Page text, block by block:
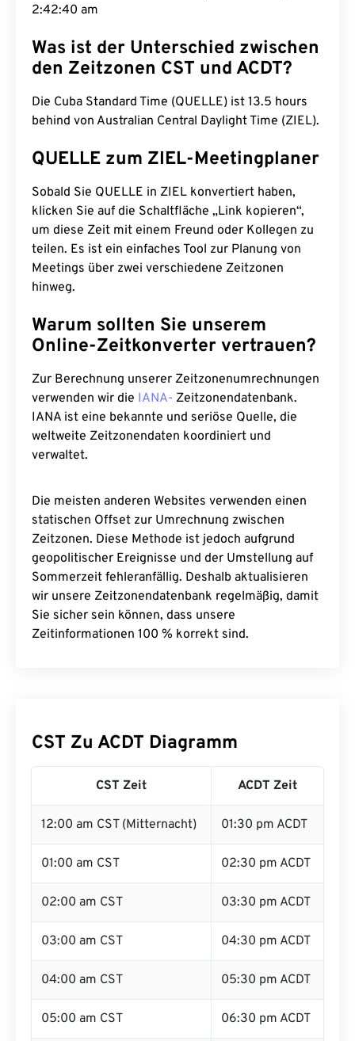
2:42:41 am
Was ist der Unterschied zwischen
den Zeitzonen CST und ACDT?
Die Cuba Standard Time (QUELLE) ist 13.5 hours
behind von Australian Central Daylight Time (ZIEL).
QUELLE zum ZIEL-Meetingplaner
Sobald Sie QUELLE in ZIEL konvertiert haben,
klicken Sie auf die Schaltfläche „Link kopieren“,
um diese Zeit mit einem Freund oder Kollegen zu
teilen. Es ist ein einfaches Tool zur Planung von
Meetings über zwei verschiedene Zeitzonen
hinweg.
Warum sollten Sie unserem
Online-Zeitkonverter vertrauen?
Zur Berechnung unserer Zeitzonenumrechnungen
verwenden wir die IANA- Zeitzonendatenbank.
IANA ist eine bekannte und seriöse Quelle, die
weltweite Zeitzonendaten koordiniert und
verwaltet.
Die meisten anderen Websites verwenden einen
statischen Offset zur Umrechnung zwischen
Zeitzonen. Diese Methode ist jedoch aufgrund
geopolitischer Ereignisse und der Umstellung auf
Sommerzeit fehleranfällig. Deshalb aktualisieren
wir unsere Zeitzonendatenbank regelmäßig, damit
Sie sicher sein können, dass unsere
Zeitinformationen 100 % korrekt sind.
CST Zu ACDT Diagramm
CST Zeit ACDT Zeit
12:00 am CST (Mitternacht) 01:30 pm ACDT
01:00 am CST 02:30 pm ACDT
02:00 am CST 03:30 pm ACDT
03:00 am CST 04:30 pm ACDT
04:00 am CST 05:30 pm ACDT
05:00 am CST 06:30 pm ACDT